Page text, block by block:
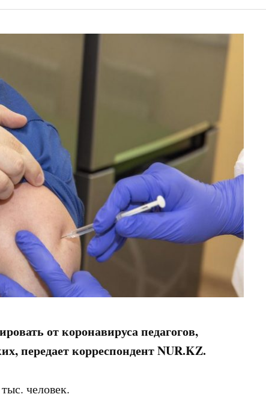
от коронавируса педагогов,
передает корреспондент NUR.KZ.
человек.